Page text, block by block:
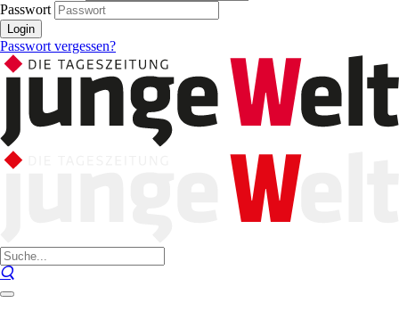
Passwort
Login
Passwort vergessen?